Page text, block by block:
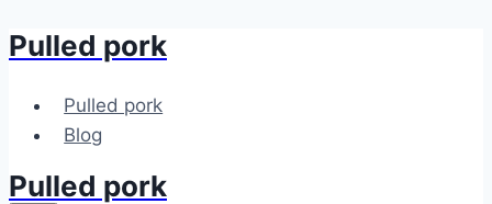
Fortsæt
indhold
Pulled pork
Pulled pork
Blog
Pulled pork